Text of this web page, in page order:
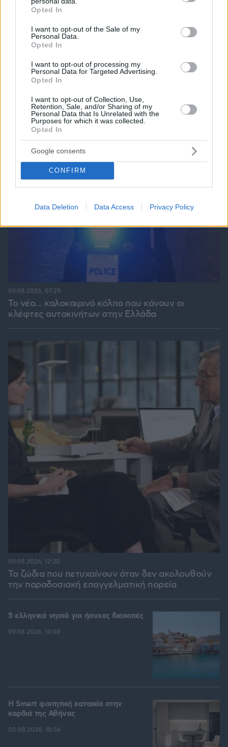
grant or deny consent to Google and its third-party tags to
use your data for below specified purposes in below Google
consent section.
Opted In
I want to opt-out of the Sale of my
Personal Data.
Opted In
I want to opt-out of processing my
Personal Data for Targeted Advertising.
Opted In
I want to opt-out of Collection, Use,
Retention, Sale, and/or Sharing of my
Personal Data that Is Unrelated with the
Purposes for which it was collected.
Opted In
Google consents
CONFIRM
Data Deletion Data Access Privacy Policy
στερηθεί το αγαπημένο της φαγητό – Οι 8
συνήθειες που έκαναν τη διαφορά
09.08.2026, 15:35
Το νέο... καλοκαιρινό κόλπο που κάνουν οι
κλέφτες αυτοκινήτων στην Ελλάδα
09.08.2026, 07:29
Τα ζώδια που πετυχαίνουν όταν δεν ακολουθούν
την παραδοσιακή επαγγελματική πορεία
09.08.2026, 12:30
5 ελληνικά νησιά για ήσυχες διακοπές
09.08.2026, 14:08
Η Smart φοιτητική κατοικία στην
καρδιά της Αθήνας
03.08.2026, 10:56